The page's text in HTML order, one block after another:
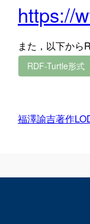
https://
また，以下から
RDF-Turtle形式
福澤諭吉著作